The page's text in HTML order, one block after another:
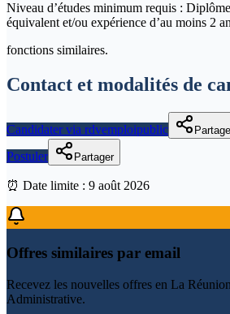
Niveau d’études minimum requis :
équivalent et/ou expérience d’au moins 2
fonctions similaires.
Contact et modalités de
Candidater via rdvemploipublic
Postuler Partager
⏰ Date limite : 9 août 2026
Offres similaires par email
Recevez les nouvelles offres en La
Administrative.